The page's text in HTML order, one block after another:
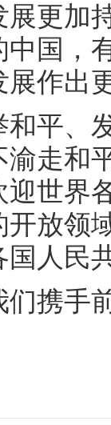
加持
国，
作出
、发
走和
世界
放领
人民
手前